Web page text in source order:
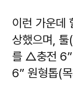
이런 가운데
상했으며,
를 △충전
6” 원형톱(